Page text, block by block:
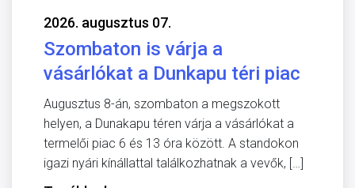
2026. augusztus 07.
Szombaton is várja a
vásárlókat a Dunkapu téri piac
Augusztus 8-án, szombaton a megszokott
helyen, a Dunakapu téren várja a vásárlókat a
termelői piac 6 és 13 óra között. A standokon
igazi nyári kínállattal találkozhatnak a vevők, […]